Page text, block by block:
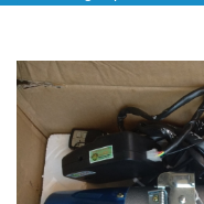
Bạn đang